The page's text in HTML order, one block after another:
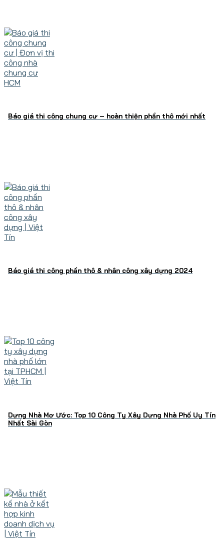
Báo giá thi công chung cư – hoàn thiện phần thô mới nhất
Báo giá thi công phần thô & nhân công xây dựng 2024
Dựng Nhà Mơ Ước: Top 10 Công Ty Xây Dựng Nhà Phố Uy Tín
Nhất Sài Gòn